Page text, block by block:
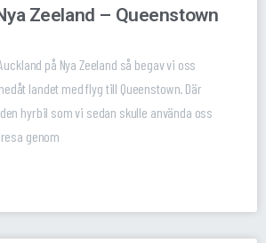
Zeeland – Queenstown
på Nya Zeeland så begav vi oss
landet med flyg till Queenstown. Där
hyrbil som vi sedan skulle använda oss
genom